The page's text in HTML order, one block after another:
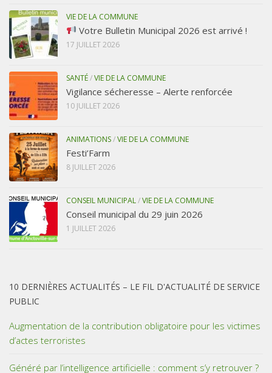
VIE DE LA COMMUNE
Votre Bulletin Municipal 2026 est arrivé !
17 JUILLET 2026
SANTÉ/VIE DE LA COMMUNE
Vigilance sécheresse – Alerte renforcée
10 JUILLET 2026
ANIMATIONS/VIE DE LA COMMUNE
Festi’Farm
8 JUILLET 2026
CONSEIL MUNICIPAL/VIE DE LA COMMUNE
Conseil municipal du 29 juin 2026
1 JUILLET 2026
10 DERNIÈRES ACTUALITÉS – LE FIL D'ACTUALITÉ DE SERVICE
PUBLIC
Augmentation de la contribution obligatoire pour les victimes
d’actes terroristes
Généré par l’intelligence artificielle : comment s’y retrouver ?